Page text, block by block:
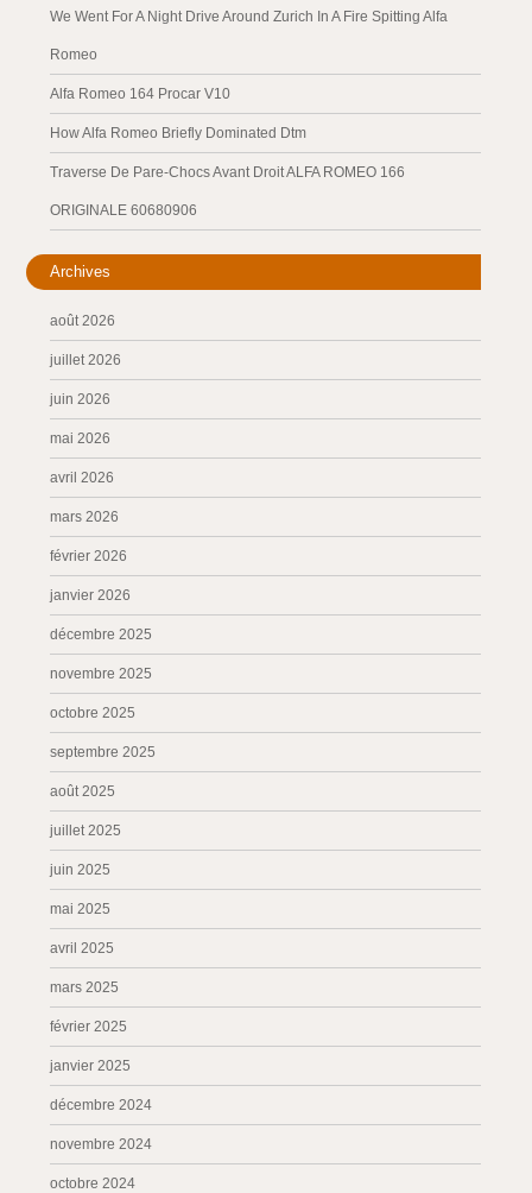
We Went For A Night Drive Around Zurich In A Fire Spitting Alfa
Romeo
Alfa Romeo 164 Procar V10
How Alfa Romeo Briefly Dominated Dtm
Traverse De Pare-Chocs Avant Droit ALFA ROMEO 166
ORIGINALE 60680906
Archives
août 2026
juillet 2026
juin 2026
mai 2026
avril 2026
mars 2026
février 2026
janvier 2026
décembre 2025
novembre 2025
octobre 2025
septembre 2025
août 2025
juillet 2025
juin 2025
mai 2025
avril 2025
mars 2025
février 2025
janvier 2025
décembre 2024
novembre 2024
octobre 2024